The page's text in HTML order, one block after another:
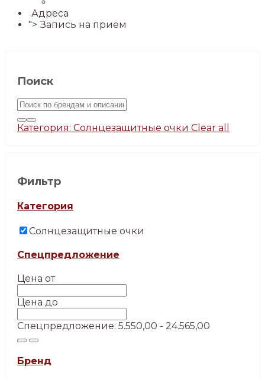
Адреса
"> Запись на прием
Поиск
Категория: Солнцезащитные очки Clear all
Фильтр
Категория
Солнцезащитные очки
Спецпредложение
Цена от
Цена до
Спецпредложение: 5.550,00 - 24.565,00
Бренд